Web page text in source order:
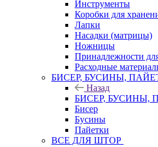
Инструменты
Коробки для
Лапки
Насадки (матрицы)
Ножницы
Принадлежности
Расходные
БИСЕР, БУСИНЫ,
Назад
БИСЕР, БУСИНЫ,
Бисер
Бусины
Пайетки
ВСЕ ДЛЯ ШТОР